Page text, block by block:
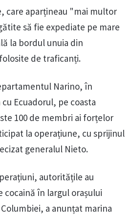
care aparțineau "mai multor
să fie expediate pe mare
la bordul unuia din
de traficanți.
Narino, în
Ecuadorul, pe coasta
100 de membri ai forțelor
la operațiune, cu sprijinul
generalul Nieto.
autoritățile au
cocaină în largul orașului
a anunțat marina